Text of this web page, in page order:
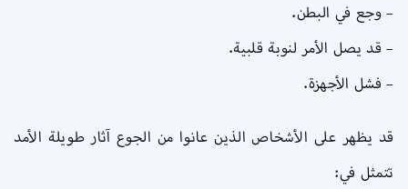
– وجع في البطن.
– قد يصل الأمر لنوبة قلبية.
– فشل الأجهزة.
قد يظهر على الأشخاص الذين عانوا من الجوع آثار طويلة الأمد
تتمثل في: